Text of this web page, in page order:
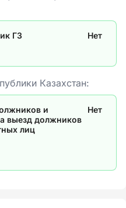
ГЗ Нет
Казахстан:
и
выезд должников
лиц
Нет